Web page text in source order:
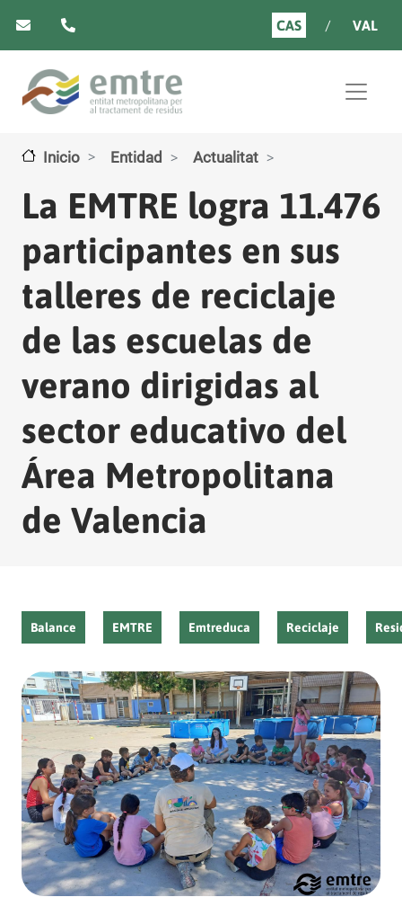
CAS VAL
Inicio Entidad Actualitat
La EMTRE logra 11.476
participantes en sus
talleres de reciclaje
de las escuelas de
verano dirigidas al
sector educativo del
Área Metropolitana
de Valencia
Balance EMTRE Emtreduca Reciclaje